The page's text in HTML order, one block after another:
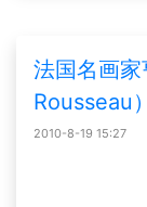
法国名画
Rousseau
2010-8-19 15:27